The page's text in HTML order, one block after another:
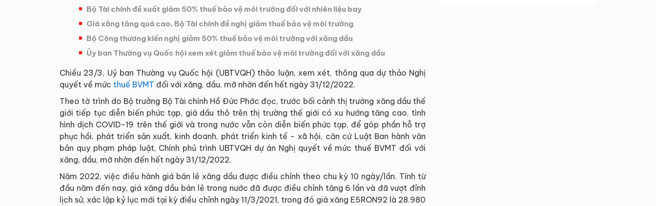
Bộ Tài chính đề xuất giảm 50% thuế bảo vệ môi trường đối với nhiên liệu bay
Giá xăng tăng quá cao, Bộ Tài chính đề nghị giảm thuế bảo vệ môi trường
Bộ Công thương kiến nghị giảm 50% thuế bảo vệ môi trường với xăng dầu
Ủy ban Thường vụ Quốc hội xem xét giảm thuế bảo vệ môi trường đối với xăng dầu
Chiều 23/3, Uỷ ban Thường vụ Quốc hội (UBTVQH) thảo luận, xem xét, thông qua dự thảo Nghị
quyết về mức thuế BVMT đối với xăng, dầu, mỡ nhờn đến hết ngày 31/12/2022.
Theo tờ trình do Bộ trưởng Bộ Tài chính Hồ Đức Phớc đọc, trước bối cảnh thị trường xăng dầu thế
giới tiếp tục diễn biến phức tạp, giá dầu thô trên thị trường thế giới có xu hướng tăng cao, tình
hình dịch COVID-19 trên thế giới và trong nước vẫn còn diễn biến phức tạp, để góp phần hỗ trợ
phục hồi, phát triển sản xuất, kinh doanh, phát triển kinh tế - xã hội, căn cứ Luật Ban hành văn
bản quy phạm pháp luật, Chính phủ trình UBTVQH dự án Nghị quyết về mức thuế BVMT đối với
xăng, dầu, mỡ nhờn đến hết ngày 31/12/2022.
Năm 2022, việc điều hành giá bán lẻ xăng dầu được điều chỉnh theo chu kỳ 10 ngày/lần. Tính từ
đầu năm đến nay, giá xăng dầu bán lẻ trong nước đã được điều chỉnh tăng 6 lần và đã vượt đỉnh
lịch sử, xác lập kỷ lục mới tại kỳ điều chỉnh ngày 11/3/2021, trong đó giá xăng E5RON92 là 28.980